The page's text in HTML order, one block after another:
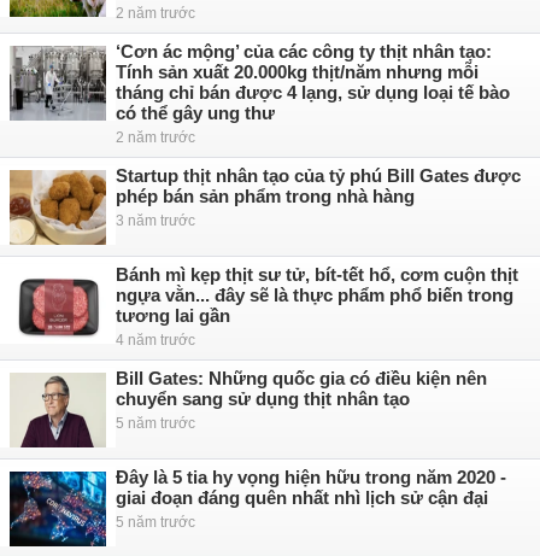
2 năm trước
‘Cơn ác mộng’ của các công ty thịt nhân tạo:
Tính sản xuất 20.000kg thịt/năm nhưng mỗi
tháng chỉ bán được 4 lạng, sử dụng loại tế bào
có thể gây ung thư
2 năm trước
Startup thịt nhân tạo của tỷ phú Bill Gates được
phép bán sản phẩm trong nhà hàng
3 năm trước
Bánh mì kẹp thịt sư tử, bít-tết hổ, cơm cuộn thịt
ngựa vằn... đây sẽ là thực phẩm phổ biến trong
tương lai gần
4 năm trước
Bill Gates: Những quốc gia có điều kiện nên
chuyển sang sử dụng thịt nhân tạo
5 năm trước
Đây là 5 tia hy vọng hiện hữu trong năm 2020 -
giai đoạn đáng quên nhất nhì lịch sử cận đại
5 năm trước